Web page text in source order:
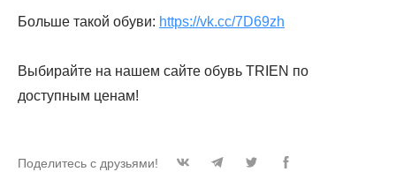
Больше такой обуви: https://vk.cc/7D69zh
Выбирайте на нашем сайте обувь TRIEN по
доступным ценам!
Поделитесь с друзьями!